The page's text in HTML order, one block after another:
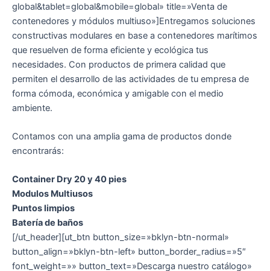
global&tablet=global&mobile=global» title=»Venta de
contenedores y módulos multiuso»]Entregamos soluciones
constructivas modulares en base a contenedores marítimos
que resuelven de forma eficiente y ecológica tus
necesidades. Con productos de primera calidad que
permiten el desarrollo de las actividades de tu empresa de
forma cómoda, económica y amigable con el medio
ambiente.
Contamos con una amplia gama de productos donde
encontrarás:
Container Dry 20 y 40 pies
Modulos Multiusos
Puntos limpios
Batería de baños
[/ut_header][ut_btn button_size=»bklyn-btn-normal»
button_align=»bklyn-btn-left» button_border_radius=»5″
font_weight=»» button_text=»Descarga nuestro catálogo»